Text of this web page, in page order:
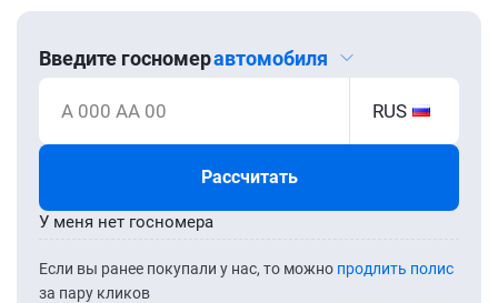
Введите госномеравтомобиля
А 000 АА 00 RUS
Рассчитать
Если вы ранее покупали у нас, то можно продлить полис
за пару кликов
У меня нет госномера